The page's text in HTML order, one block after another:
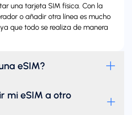
una tarjeta SIM física. Con la
o añadir otra línea es mucho
que todo se realiza de manera
eSIM?
mi eSIM a otro